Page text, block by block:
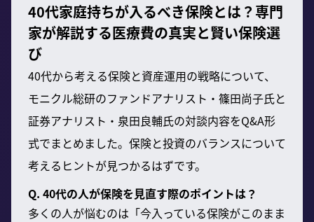
40代家庭持ちが入るべき保険とは？専門
家が解説する医療費の真実と賢い保険選
び
40代から考える保険と資産運用の戦略について、
モニクル総研のファンドアナリスト・篠田尚子氏と
証券アナリスト・泉田良輔氏の対談内容をQ&A形
式でまとめました。保険と投資のバランスについて
考えるヒントが見つかるはずです。
Q. 40代の人が保険を見直す際のポイントは？
多くの人が悩むのは「今入っている保険がこのまま